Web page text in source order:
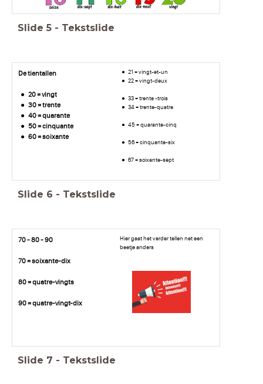
Slide 5 - Tekstslide
De tientallen
20 = vingt
30 = trente
40 = quarante
50 = cinquante
60 = soixante
21 = vingt-et-un
22 = vingt-deux
33 = trente -trois
34 = trente-quatre
45 = quarante-cinq
56 = cinquante-six
67 = soixante-sept
Slide 6 - Tekstslide
70 - 80 - 90
70 = soixante-dix
80 = quatre-vingts
90 = quatre-vingt-dix
Hier gaat het verder tellen net een
beetje anders
Slide 7 - Tekstslide